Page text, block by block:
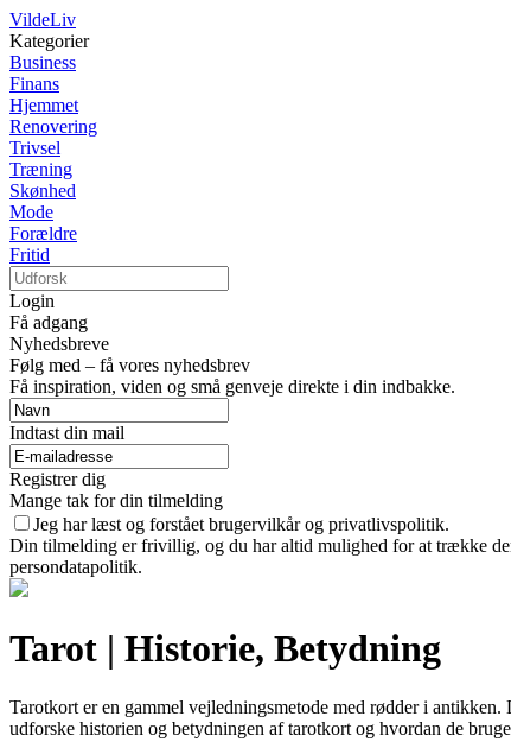
VildeLiv
Kategorier
Business
Finans
Hjemmet
Renovering
Trivsel
Træning
Skønhed
Mode
Forældre
Fritid
Login
Få adgang
Nyhedsbreve
Følg med – få vores nyhedsbrev
Få inspiration, viden og små genveje direkte i din indbakke.
Indtast din mail
Registrer dig
Mange tak for din tilmelding
Jeg har læst og forstået brugervilkår og privatlivspolitik.
Din tilmelding er frivillig, og du har altid mulighed for at trække
persondatapolitik.
Tarot | Historie, Betydning
Tarotkort er en gammel vejledningsmetode med rødder i
udforske historien og betydningen af tarotkort og hvordan de